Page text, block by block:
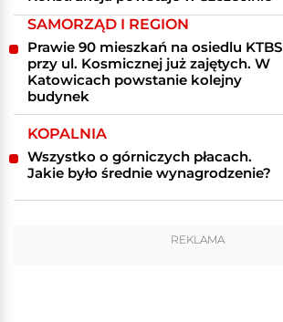
SAMORZĄD I REGION
Prawie 90 mieszkań na osiedlu KTBS
przy ul. Kosmicznej już zajętych. W
Katowicach powstanie kolejny
budynek
KOPALNIA
Wszystko o górniczych płacach.
Jakie było średnie wynagrodzenie?
REKLAMA